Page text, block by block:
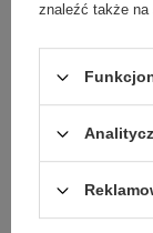
znaleźć także na